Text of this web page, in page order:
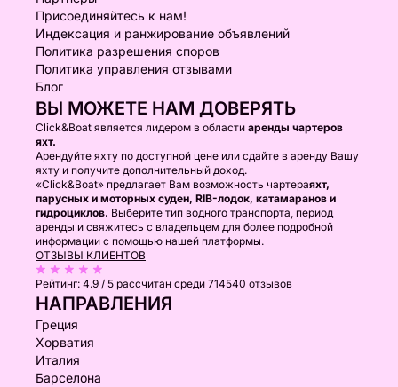
Присоединяйтесь к нам!
Индексация и ранжирование объявлений
Политика разрешения споров
Политика управления отзывами
Блог
ВЫ МОЖЕТЕ НАМ ДОВЕРЯТЬ
Click&Boat является лидером в области аренды чартеров
яхт.
Арендуйте яхту по доступной цене или сдайте в аренду Вашу
яхту и получите дополнительный доход.
«Click&Boat» предлагает Вам возможность чартераяхт,
парусных и моторных суден, RIB-лодок, катамаранов и
гидроциклов. Выберите тип водного транспорта, период
аренды и свяжитесь с владельцем для более подробной
информации с помощью нашей платформы.
ОТЗЫВЫ КЛИЕНТОВ
Рейтинг: 4.9 / 5 рассчитан среди 714540 отзывов
НАПРАВЛЕНИЯ
Греция
Хорватия
Италия
Барселона